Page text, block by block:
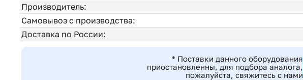
Производитель:
Самовывоз с производства:
Доставка по России:
* Поставки данного оборудования
приостановленны, для подбора аналога,
пожалуйста, свяжитесь с нами